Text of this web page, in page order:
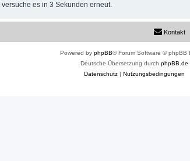
es in 3 Sekunden erneut.
Kontakt
Powered by phpBB® Forum Software © phpBB
Deutsche Übersetzung durch phpBB.de
Datenschutz| Nutzungsbedingungen